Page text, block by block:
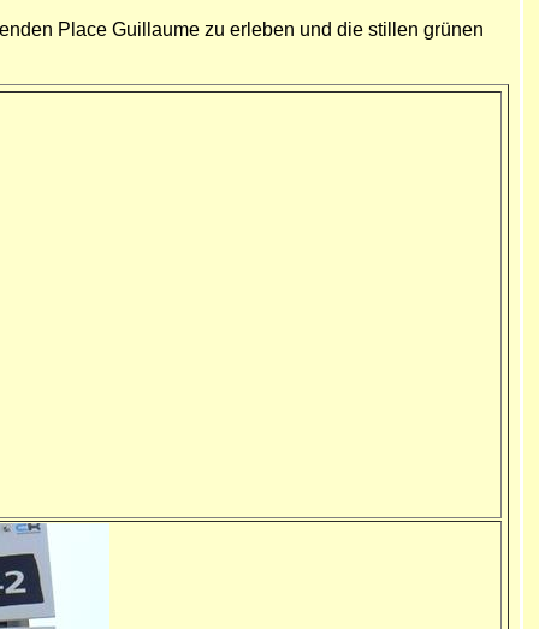
Place Guillaume zu erleben und die stillen grünen